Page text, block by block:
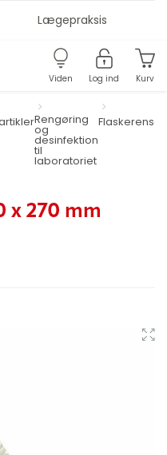
Lægepraksis
Viden Log ind Kurv
Rengøring
og
desinfektion
til
laboratoriet
x 270 mm